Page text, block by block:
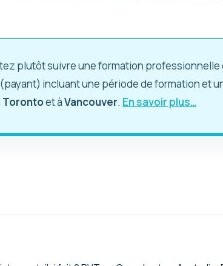
plutôt suivre une formation professionnelle
incluant une période de formation et
Torontoet àVancouver. En savoir plus…